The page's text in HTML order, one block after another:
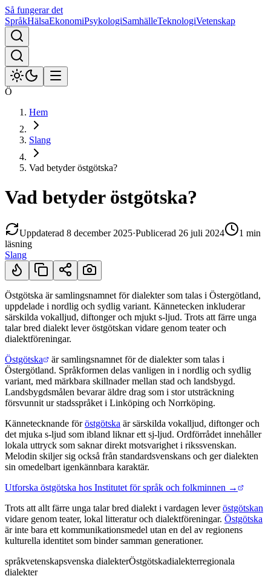
Så fungerar det
SpråkHälsaEkonomiPsykologiSamhälleTeknologiVetenskap
Ö
Hem
Slang
Vad betyder östgötska?
Vad betyder östgötska?
Uppdaterad 8 december 2025·Publicerad 26 juli 2024
1 min
läsning
Slang
Kort svar
Östgötska är samlingsnamnet för dialekter som talas i Östergötland,
uppdelade i nordlig och sydlig variant. Kännetecken inkluderar
särskilda vokalljud, diftonger och mjukt s-ljud. Trots att färre unga
talar bred dialekt lever östgötskan vidare genom teater och
dialektföreningar.
Östgötska
är samlingsnamnet för de dialekter som talas i
Östergötland. Språkformen delas vanligen in i nordlig och sydlig
variant, med märkbara skillnader mellan stad och landsbygd.
Landsbygdsmålen bevarar äldre drag som i stor utsträckning
försvunnit ur stadsspråket i Linköping och Norrköping.
Kännetecknande föröstgötska är särskilda vokalljud, diftonger och
det mjuka s-ljud som ibland liknar ett sj-ljud. Ordförrådet innehåller
lokala uttryck som saknar direkt motsvarighet i rikssvenskan.
Melodin skiljer sig också från standardsvenskans och ger dialekten
sin omedelbart igenkännbara karaktär.
Utforska östgötska hos Institutet för språk och folkminnen →
Trots att allt färre unga talar bred dialekt i vardagen leveröstgötskan
vidare genom teater, lokal litteratur och dialektföreningar. Östgötska
är inte bara ett kommunikationsmedel utan en del av regionens
kulturella identitet som binder samman generationer.
språkvetenskapsvenska dialekterÖstgötskadialekterregionala
dialekter